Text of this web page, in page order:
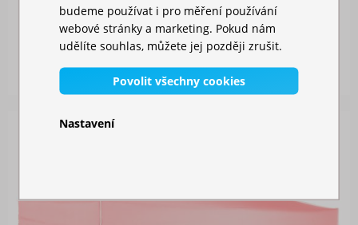
NŮŽKOVÝ STAN 3X6M HLINÍKOVÝ HEXAGON
Skladem
24 229,00 Kč
budeme používat i pro měření používání
webové stránky a marketing. Pokud nám
udělíte souhlas, můžete jej později zrušit.
Povolit všechny cookies
Nastavení